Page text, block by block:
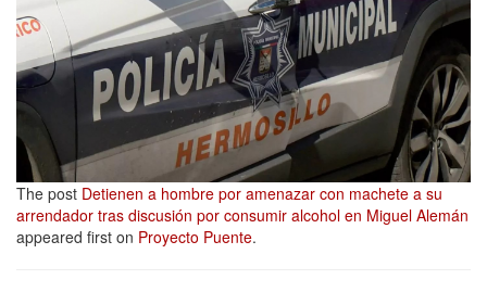
The post Detienen a hombre por amenazar con machete a su
arrendador tras discusión por consumir alcohol en Miguel Alemán
appeared first on Proyecto Puente.